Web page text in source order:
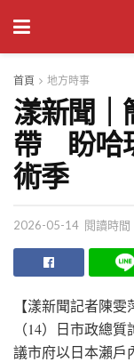
首頁 地方時事
漾新聞｜
帶 盼哈
術季
2026-05-14 閱讀時間
【漾新聞記者陳
（14）日市政總
議市府以日本瀨戶